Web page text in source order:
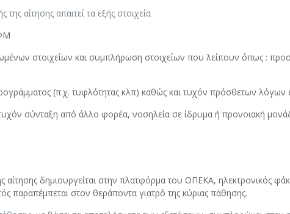
αίτησης απαιτεί τα εξής στοιχεία
στοιχείων και συμπλήρωση στοιχείων που λείπουν όπως :
(π.χ. τυφλότητας κλπ) καθώς και τυχόν πρόσθετων
σύνταξη από άλλο φορέα, νοσηλεία σε ίδρυμα ή προνοιακή
αίτησης δημιουργείται στην πλατφόρμα του ΟΠΕΚΑ, ηλεκτρονικός
παραπέμπεται στον θεράποντα γιατρό της κύριας πάθησης.